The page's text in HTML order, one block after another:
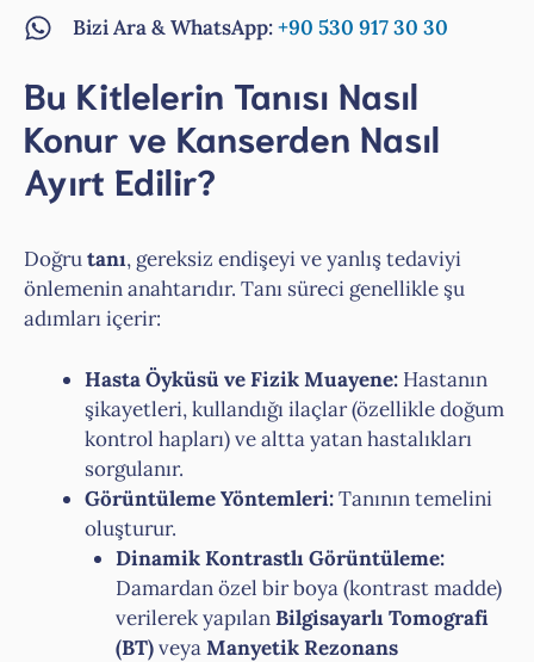
Bizi Ara & WhatsApp:+90 530 917 30 30
Bu Kitlelerin Tanısı Nasıl
Konur ve Kanserden Nasıl
Ayırt Edilir?
Doğrutanı, gereksiz endişeyi ve yanlış tedaviyi
önlemenin anahtarıdır. Tanı süreci genellikle şu
adımları içerir:
Hasta Öyküsü ve Fizik Muayene: Hastanın
şikayetleri, kullandığı ilaçlar (özellikle doğum
kontrol hapları) ve altta yatan hastalıkları
sorgulanır.
Görüntüleme Yöntemleri:Tanının temelini
oluşturur.
Dinamik Kontrastlı Görüntüleme:
Damardan özel bir boya (kontrast madde)
verilerek yapılanBilgisayarlı Tomografi
(BT)veyaManyetik Rezonans